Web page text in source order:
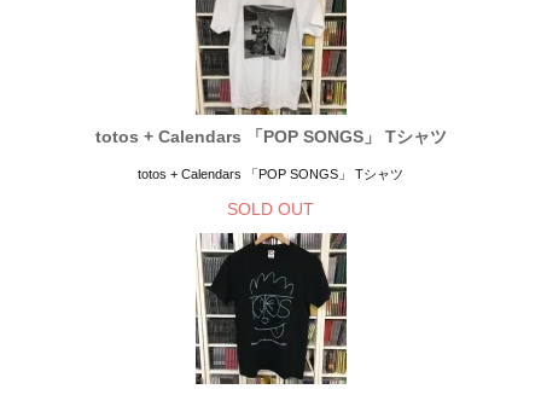
totos + Calendars 「POP SONGS」 Tシャツ
totos + Calendars 「POP SONGS」 Tシャツ
SOLD OUT